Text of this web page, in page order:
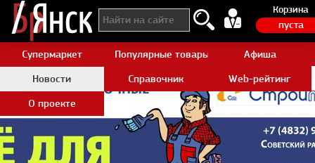
Корзина
пуста
Супермаркет Популярные товары AliexpressАфиша
Новости
Справочник
Web-рейтинг
О проекте